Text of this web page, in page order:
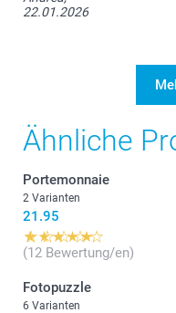
22.01.2026
Ähnliche
Portemonnaie
2 Varianten
21.95
(12 Bewertung/en)
Fotopuzzle
6 Varianten